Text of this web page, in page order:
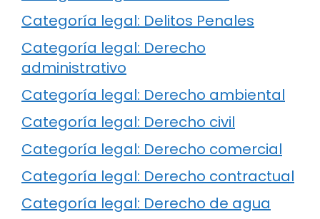
Categoría legal: Delitos Penales
Categoría legal: Derecho
administrativo
Categoría legal: Derecho ambiental
Categoría legal: Derecho civil
Categoría legal: Derecho comercial
Categoría legal: Derecho contractual
Categoría legal: Derecho de agua